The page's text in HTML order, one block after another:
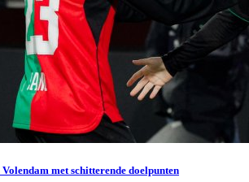
met schitterende doelpunten